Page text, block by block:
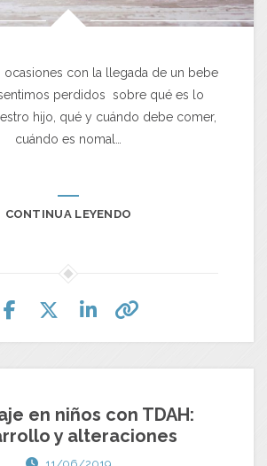
ocasiones con la llegada de un bebe
perdidos sobre qué es lo
hijo, qué y cuándo debe comer,
cuándo es nomal…
CONTINUA LEYENDO
en niños con TDAH:
y alteraciones